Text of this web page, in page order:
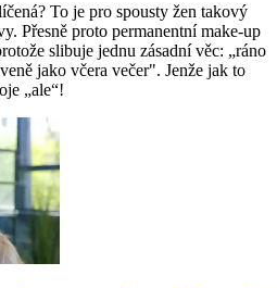
To je pro spousty žen takový
Přesně proto permanentní make-up
slibuje jednu zásadní věc: „ráno
jako včera večer". Jenže jak to
„ale“!